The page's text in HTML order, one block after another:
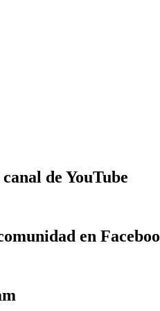
de YouTube
en